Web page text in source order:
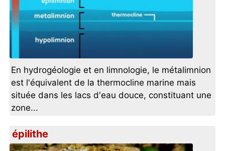
En hydrogéologie et en limnologie, le métalimnion
est l'équivalent de la thermocline marine mais
située dans les lacs d'eau douce, constituant une
zone...
épilithe